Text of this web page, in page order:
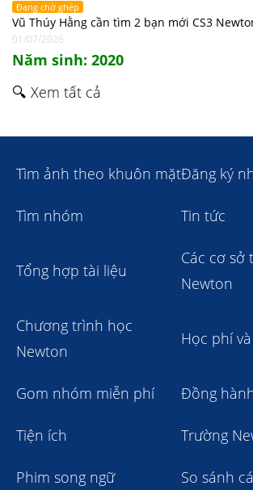
Đang chờ ghép
Vũ Thúy Hằng cần tìm 2 bạn mới CS3
01/07/2026
Năm sinh: 2020
🔍 Xem tất cả
Tìm ảnh theo khuôn mặtĐăng ký
Tìm nhóm Tin tức
Tổng hợp tài liệu
Các cơ sở
Newton
Chương trình học
Newton
Học phí
Gom nhóm miễn phí Đồng
Tiện ích Trường
Phim song ngữ So sánh